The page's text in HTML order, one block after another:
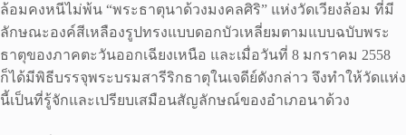
ล้อมคงหนีไม่พ้น “พระธาตุนาด้วงมงคลศิริ” แห่งวัดเวียงล้อม ที่มี
ลักษณะองค์สีเหลืองรูปทรงแบบดอกบัวเหลี่ยมตามแบบฉบับพระ
ธาตุของภาคตะวันออกเฉียงเหนือ และเมื่อวันที่ 8 มกราคม 2558
ก็ได้มีพิธีบรรจุพระบรมสารีริกธาตุในเจดีย์ดังกล่าว จึงทำให้วัดแห่ง
นี้เป็นที่รู้จักและเปรียบเสมือนสัญลักษณ์ของอำเภอนาด้วง